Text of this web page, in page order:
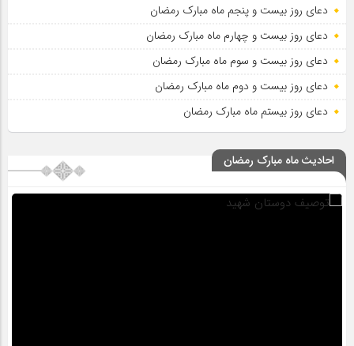
دعای روز بیست و پنجم ماه مبارک رمضان
دعای روز بیست و چهارم ماه مبارک رمضان
دعای روز بیست و سوم ماه مبارک رمضان
دعای روز بیست و دوم ماه مبارک رمضان
دعای روز بیستم ماه مبارک رمضان
احادیث ماه مبارک رمضان